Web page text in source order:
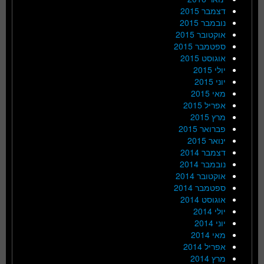
דצמבר 2015
נובמבר 2015
אוקטובר 2015
ספטמבר 2015
אוגוסט 2015
יולי 2015
יוני 2015
מאי 2015
אפריל 2015
מרץ 2015
פברואר 2015
ינואר 2015
דצמבר 2014
נובמבר 2014
אוקטובר 2014
ספטמבר 2014
אוגוסט 2014
יולי 2014
יוני 2014
מאי 2014
אפריל 2014
מרץ 2014